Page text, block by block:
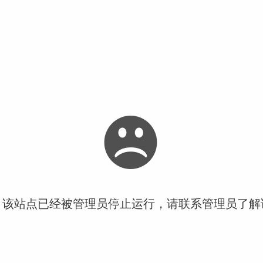
站点已经被管理员停止运行，请联系管理员了